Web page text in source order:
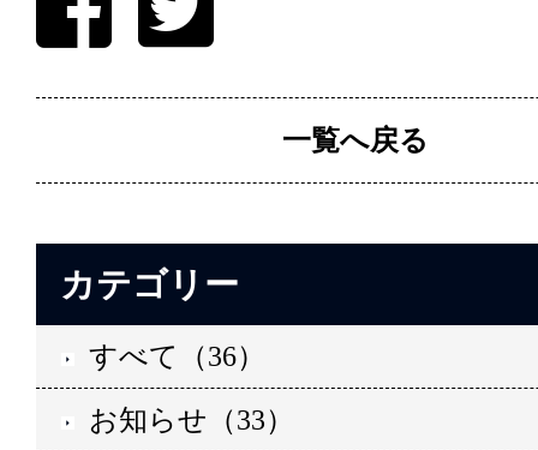
一覧へ戻る
カテゴリー
すべて（36）
お知らせ（33）